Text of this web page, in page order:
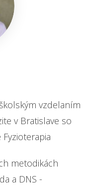
vzdelaním
v Bratislave so
metodikách
a DNS -